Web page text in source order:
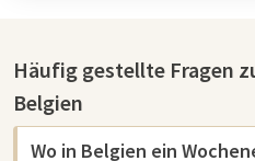
Häufig gestellte Fragen
Belgien
Wo in Belgien ein